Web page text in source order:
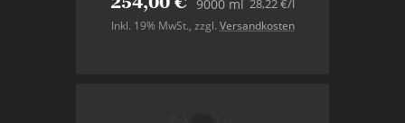
9000 ml
Inkl. 19% MwSt., zzgl. Versandkosten
28,22 €/l